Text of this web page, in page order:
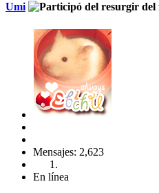
Umi
Mensajes: 2,623
En línea